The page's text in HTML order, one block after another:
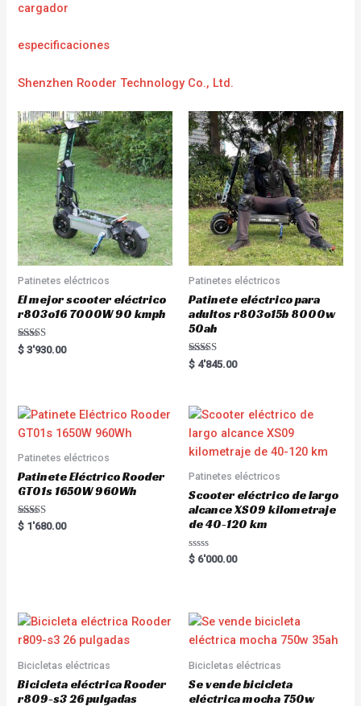
cargador
especificaciones
Shenzhen Rooder Technology Co., Ltd.
Patinetes eléctricos
El mejor scooter eléctrico
r803o16 7000W 90 kmph
Rated
5.00
$ 3'930.00
Patinetes eléctricos
Patinete eléctrico para
adultos r803o15b 8000w
50ah
Rated
5.00
$ 4'845.00
Patinetes eléctricos
Patinete Eléctrico Rooder
GT01s 1650W 960Wh
Rated
5.00
$ 1'680.00
Patinetes eléctricos
Scooter eléctrico de largo
alcance XS09 kilometraje
de 40-120 km
R
a
o
u
o
5
$ 6'000.00
Bicicletas eléctricas
Bicicleta eléctrica Rooder
r809-s3 26 pulgadas
Bicicletas eléctricas
Se vende bicicleta
eléctrica mocha 750w